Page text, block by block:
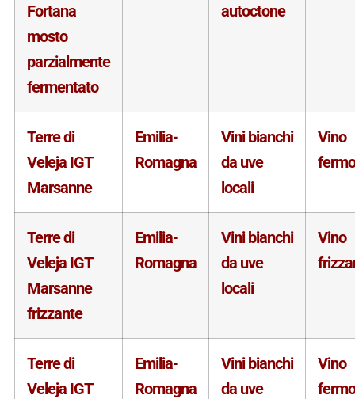
Fortana
mosto
parzialmente
fermentato
autoctone
Terre di
Veleja IGT
Marsanne
Emilia-
Romagna
Vini bianchi
da uve
locali
Vino
fermo
Terre di
Veleja IGT
Marsanne
frizzante
Emilia-
Romagna
Vini bianchi
da uve
locali
Vino
Terre di
Veleja IGT
Emilia-
Romagna
Vini bianchi
da uve
Vino
fermo